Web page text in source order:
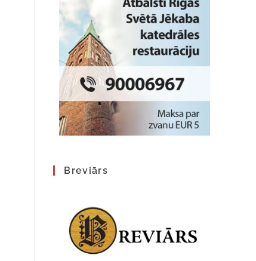
Breviārs